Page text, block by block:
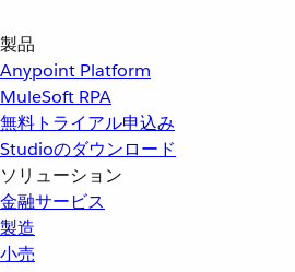
製品
Anypoint Platform
MuleSoft RPA
無料トライアル申込み
Studioのダウンロード
ソリューション
金融サービス
製造
小売